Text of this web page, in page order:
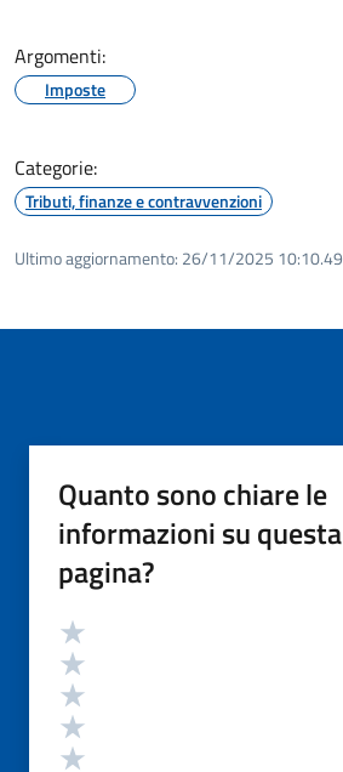
Argomenti:
Imposte
Categorie:
Tributi, finanze e contravvenzioni
Ultimo aggiornamento: 26/11/2025 10:10.49
Quanto sono chiare le
informazioni su questa
pagina?
Valutazione